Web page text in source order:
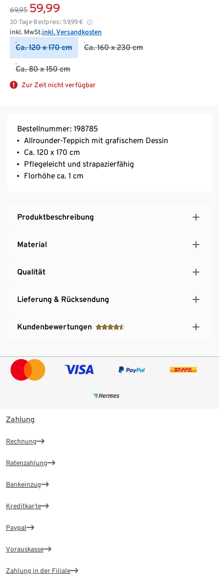
69,95 59,99
30-Tage-Bestpreis: 59,99 €
inkl. MwSt.inkl. Versandkosten
Ca. 120 x 170 cm Ca. 160 x 230 cm
Ca. 80 x 150 cm
Zur Zeit nicht verfügbar
Bestellnummer: 198785
Allrounder-Teppich mit grafischem Dessin
Ca. 120 x 170 cm
Pflegeleicht und strapazierfähig
Florhöhe ca. 1 cm
Produktbeschreibung
Material
Qualität
Lieferung & Rücksendung
Kundenbewertungen
Zahlung
Rechnung
Ratenzahlung
Bankeinzug
Kreditkarte
Paypal
Vorauskasse
Zahlung in der Filiale